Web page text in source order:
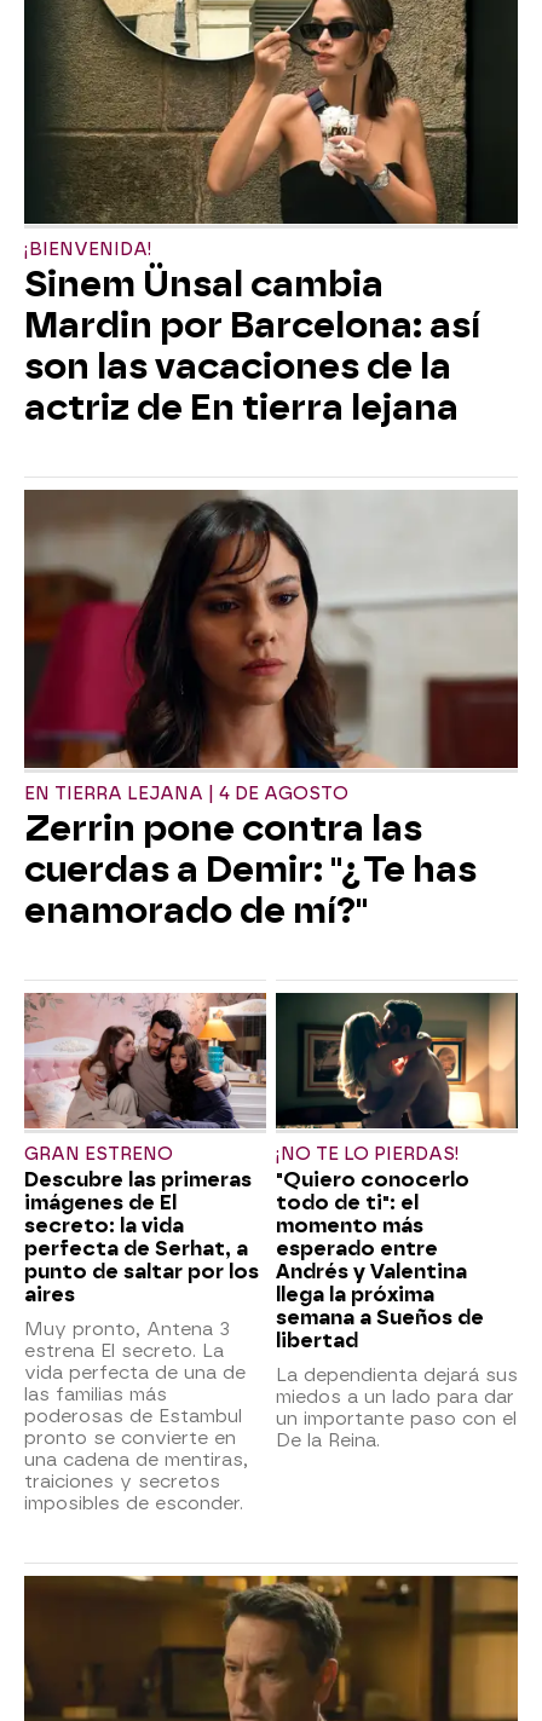
¡BIENVENIDA!
Sinem Ünsal cambia
Mardin por Barcelona: así
son las vacaciones de la
actriz de En tierra lejana
EN TIERRA LEJANA | 4 DE AGOSTO
Zerrin pone contra las
cuerdas a Demir: "¿Te has
enamorado de mí?"
GRAN ESTRENO
Descubre las primeras
imágenes de El
secreto: la vida
perfecta de Serhat, a
punto de saltar por los
aires
Muy pronto, Antena 3
estrena El secreto. La
vida perfecta de una de
las familias más
poderosas de Estambul
pronto se convierte en
una cadena de mentiras,
traiciones y secretos
imposibles de esconder.
¡NO TE LO PIERDAS!
"Quiero conocerlo
todo de ti": el
momento más
esperado entre
Andrés y Valentina
llega la próxima
semana a Sueños de
libertad
La dependienta dejará sus
miedos a un lado para dar
un importante paso con el
De la Reina.